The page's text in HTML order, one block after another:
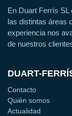
En Duart Ferrís
las distintas áreas
experiencia nos
de nuestros
DUART-
Contacto
Quién somos
Actualidad